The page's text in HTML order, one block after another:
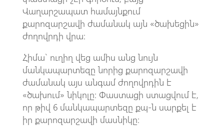
Վաղարշապատ համայնքում
քարոզարշավի ժամանակ այն «ծախեցին»
ժողովրդի վրա:
Հիմա` ուղիղ վեց ամիս անց նույն
մանկապարտեզը նորից քարոզարշավի
ժամանակ այս անգամ ժողովրդին է
«ծախում» նիկոլը: Փաստացի ստացվում է,
որ թիվ 6 մանկապարտեզը քպ-ն սարքել է
իր քարոզարշավի մասնիկը: